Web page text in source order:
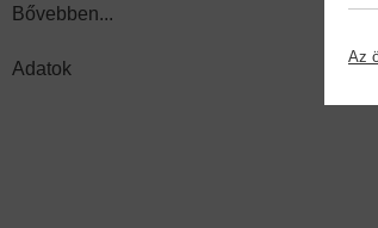
Bővebben...
Adatok
Az